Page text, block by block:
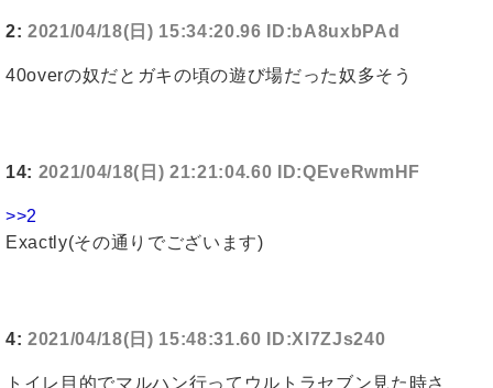
2: 2021/04/18(日) 15:34:20.96 ID:bA8uxbPAd
40overの奴だとガキの頃の遊び場だった奴多そう
14: 2021/04/18(日) 21:21:04.60 ID:QEveRwmHF
>>2
Exactly(その通りでございます)
4: 2021/04/18(日) 15:48:31.60 ID:Xl7ZJs240
トイレ目的でマルハン行ってウルトラセブン見た時さ